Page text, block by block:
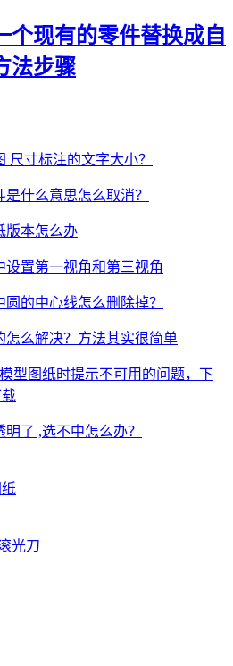
个现有的零件替换成自
法步骤
尺寸标注的文字大小？
什么意思怎么取消？
版本怎么办
设置第一视角和第三视角
的中心线怎么删除掉？
怎么解决？方法其实很简单
型图纸时提示不可用的问题，下
了 ,选不中怎么办？
光刀